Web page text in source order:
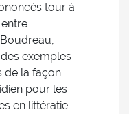
tour à
exemples
de la façon
pour les
en littératie